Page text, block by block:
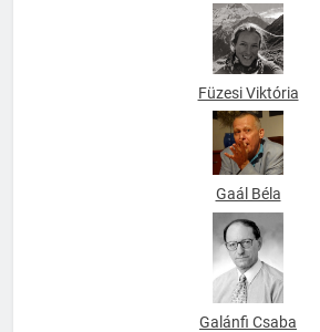
Füzesi Viktória
Gaál Béla
Galánfi Csaba